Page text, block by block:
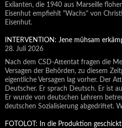
Exilanten, die 1940 aus Marseille
Eisenhut empfiehlt "Wachs" von
Eisenhut.
INTERVENTION: Jene mühsam
28. Juli 2026
Nach dem CSD-Attentat fragen die
Versagen der Behörden, zu diesem
eigentliche Versagen lag vorher. Der
Deutscher. Er sprach Deutsch. Er ist
Er wurde von deutschen Lehrern
deutschen Sozialisierung abgedriftet.
FOTOLOT: In die Produktion geschickt